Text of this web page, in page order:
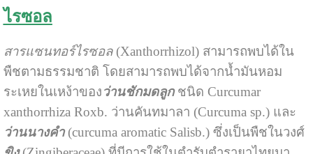
ไรซอล
สารแซนทอร์ไรซอล (Xanthorrhizol) สามารถพบได้ใน
พืชตามธรรมชาติ โดยสามารถพบได้จากน้ำมันหอม
ระเหยในเหง้าของว่านชักมดลูก ชนิด Curcumar
xanthorrhiza Roxb. ว่านคันทมาลา (Curcuma sp.) และ
ว่านนางคำ(curcuma aromatic Salisb.) ซึ่งเป็นพืชในวงศ์